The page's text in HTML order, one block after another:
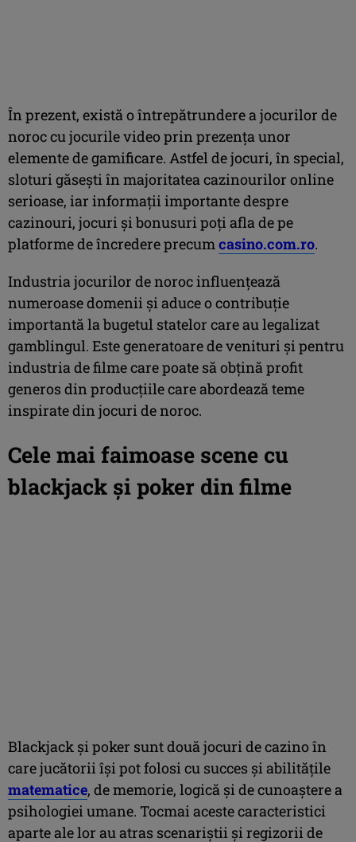
În prezent, există o întrepătrundere a jocurilor de
noroc cu jocurile video prin prezența unor
elemente de gamificare. Astfel de jocuri, în special,
sloturi găsești în majoritatea cazinourilor online
serioase, iar informații importante despre
cazinouri, jocuri și bonusuri poți afla de pe
platforme de încredere precumcasino.com.ro.
Industria jocurilor de noroc influențează
numeroase domenii și aduce o contribuție
importantă la bugetul statelor care au legalizat
gamblingul. Este generatoare de venituri și pentru
industria de filme care poate să obțină profit
generos din producțiile care abordează teme
inspirate din jocuri de noroc.
Cele mai faimoase scene cu
blackjack și poker din filme
Blackjack și poker sunt două jocuri de cazino în
care jucătorii își pot folosi cu succes și abilitățile
matematice, de memorie, logică și de cunoaștere a
psihologiei umane. Tocmai aceste caracteristici
aparte ale lor au atras scenariștii și regizorii de